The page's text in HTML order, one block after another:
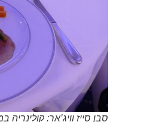
סבן סייז וויג’אר: קולינריה